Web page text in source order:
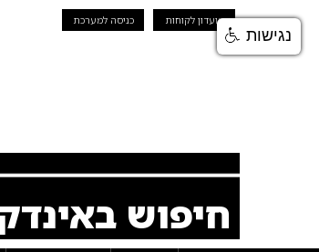
מועדון לקוחות כניסה למערכת
חיפוש
נגישות